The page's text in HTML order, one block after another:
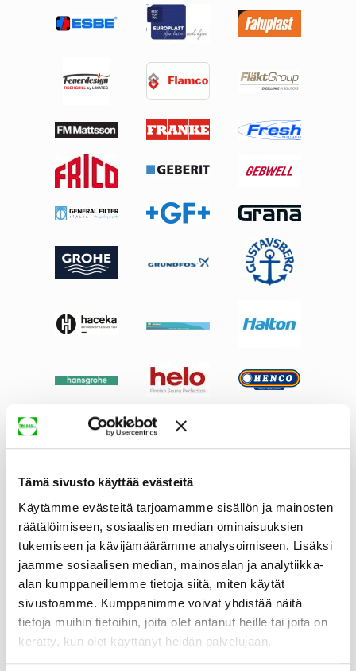
Tämä sivusto käyttää evästeitä
Käytämme evästeitä tarjoamamme sisällön ja mainosten
räätälöimiseen, sosiaalisen median ominaisuuksien
tukemiseen ja kävijämäärämme analysoimiseen. Lisäksi
jaamme sosiaalisen median, mainosalan ja analytiikka-
alan kumppaneillemme tietoja siitä, miten käytät
sivustoamme. Kumppanimme voivat yhdistää näitä
tietoja muihin tietoihin, joita olet antanut heille tai joita on
kerätty, kun olet käyttänyt heidän palvelujaan.